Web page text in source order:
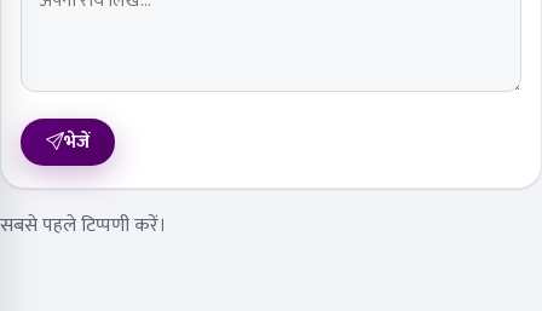
भेजें
सबसे पहले टिप्पणी करें।